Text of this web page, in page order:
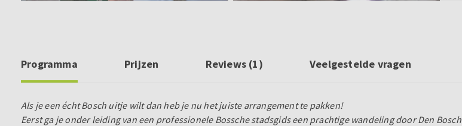
Programma Prijzen Reviews (1) Veelgestelde vragen
Als je een écht Bosch uitje wilt dan heb je nu het juiste arrangement te pakken!
Eerst ga je onder leiding van een professionele Bossche stadsgids een prachtige wandeling door Den Bosch